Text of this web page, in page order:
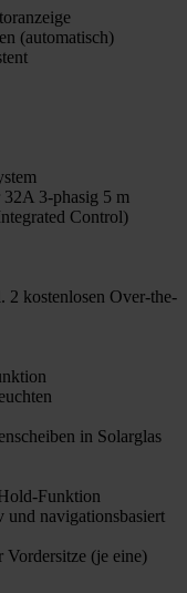
(automatisch)
3-phasig 5 m
Control)
kostenlosen Over-the-
in Solarglas
Funktion
und navigationsbasiert
Vordersitze (je eine)